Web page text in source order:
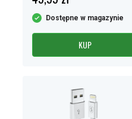
Dostępne w magazynie
KUP